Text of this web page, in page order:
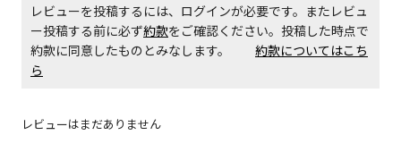
エアコンの取付工事が必要な商品です。別途費用が発
商品購入個数ごとに送料がかかる商品です
レビューを投稿するには、ログインが必要です。またレビュ
ー投稿する前に必ず約款をご確認ください。投稿した時点で
約款に同意したものとみなします。 約款についてはこち
ら
レビューはまだありません